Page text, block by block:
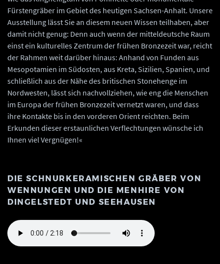
Fürstengräber im Gebiet des heutigen Sachsen-Anhalt. Unsere
Ausstellung lässt Sie an diesem neuen Wissen teilhaben, aber
damit nicht genug: Denn auch wenn der mitteldeutsche Raum
einst ein kulturelles Zentrum der frühen Bronzezeit war, reicht
der Rahmen weit darüber hinaus: Anhand von Funden aus
Mesopotamien im Südosten, aus Kreta, Sizilien, Spanien, und
schließlich aus der Nähe des britischen Stonehenge im
Nordwesten, lässt sich nachvollziehen, wie eng die Menschen
im Europa der frühen Bronzezeit vernetzt waren, und dass
ihre Kontakte bis in den vorderen Orient reichten. Beim
Erkunden dieser erstaunlichen Verflechtungen wünsche ich
Ihnen viel Vergnügen!«
DIE SCHNURKERAMISCHEN GRÄBER VON
WENNUNGEN UND DIE MENHIRE VON
DINGELSTEDT UND SEEHAUSEN